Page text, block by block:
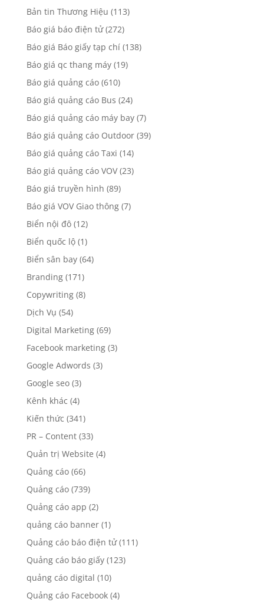
Bản tin Thương Hiệu (113)
Báo giá báo điện tử(272)
Báo giá Báo giấy tạp chí(138)
Báo giá qc thang máy(19)
Báo giá quảng cáo(610)
Báo giá quảng cáo Bus (24)
Báo giá quảng cáo máy bay(7)
Báo giá quảng cáo Outdoor(39)
Báo giá quảng cáo Taxi (14)
Báo giá quảng cáo VOV(23)
Báo giá truyền hình (89)
Báo giá VOV Giao thông(7)
Biển nội đô(12)
Biển quốc lộ(1)
Biển sân bay(64)
Branding(171)
Copywriting(8)
Dịch Vụ (54)
Digital Marketing(69)
Facebook marketing(3)
Google Adwords (3)
Google seo(3)
Kênh khác (4)
Kiến thức (341)
PR – Content(33)
Quản trị Website (4)
Quảng cáo(66)
Quảng cáo(739)
Quảng cáo app (2)
quảng cáo banner(1)
Quảng cáo báo điện tử(111)
Quảng cáo báo giấy(123)
quảng cáo digital (10)
Quảng cáo Facebook(4)